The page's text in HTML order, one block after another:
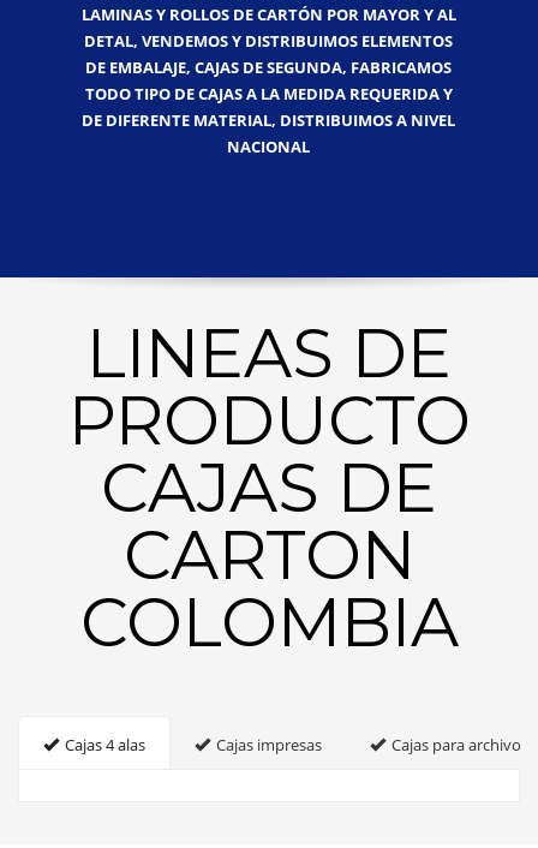
LAMINAS Y ROLLOS DE CARTÓN POR MAYOR Y AL
DETAL, VENDEMOS Y DISTRIBUIMOS ELEMENTOS
DE EMBALAJE, CAJAS DE SEGUNDA, FABRICAMOS
TODO TIPO DE CAJAS A LA MEDIDA REQUERIDA Y
DE DIFERENTE MATERIAL, DISTRIBUIMOS A NIVEL
NACIONAL
LINEAS DE
PRODUCTO
CAJAS DE
CARTON
COLOMBIA
Cajas 4 alas Cajas impresas Cajas para archivo